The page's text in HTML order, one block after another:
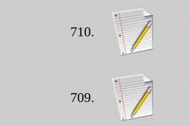
710.
709.